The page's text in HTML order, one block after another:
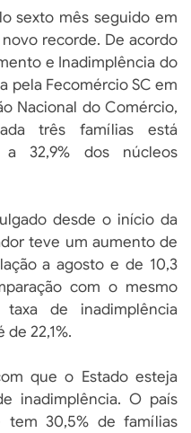
sexto mês seguido em
recorde. De acordo
e Inadimplência do
pela Fecomércio SC em
Nacional do Comércio,
três famílias está
a 32,9% dos núcleos
desde o início da
teve um aumento de
a agosto e de 10,3
com o mesmo
de inadimplência
22,1%.
que o Estado esteja
inadimplência. O país
tem 30,5% de famílias